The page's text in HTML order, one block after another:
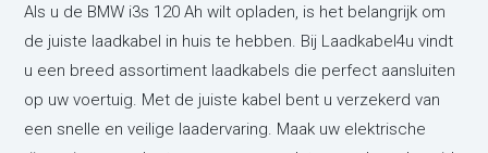
Als u de BMW i3s 120 Ah wilt opladen, is het belangrijk om
de juiste laadkabel in huis te hebben. Bij Laadkabel4u vindt
u een breed assortiment laadkabels die perfect aansluiten
op uw voertuig. Met de juiste kabel bent u verzekerd van
een snelle en veilige laadervaring. Maak uw elektrische